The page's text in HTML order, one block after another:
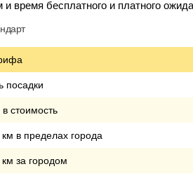
и время бесплатного и платного
посадки
стоимость
в пределах города
за городом